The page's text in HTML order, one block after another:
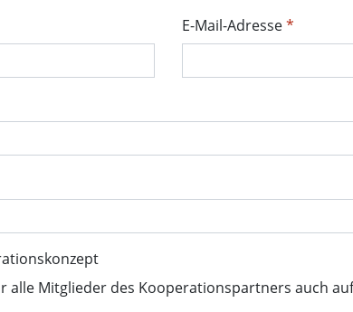
E-Mail-Adresse
Mitglieder des Kooperationspartners auch auf